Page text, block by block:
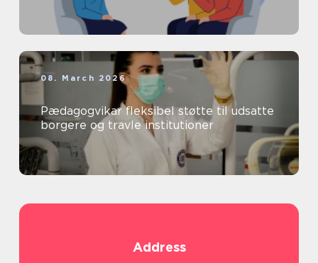
08. March 2026
Pædagogvikar fleksibel støtte til udsatte
borgere og travle institutioner
Address